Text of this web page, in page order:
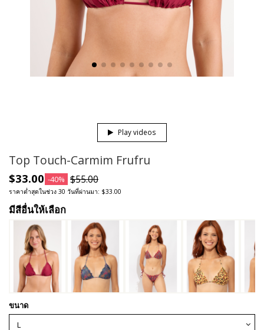
Play videos
Top Touch-Carmim Frufru
$33.00 -40% $55.00
ราคาต่ำสุดในช่วง 30 วันที่ผ่านมา: $33.00
มีสีอื่นให้เลือก
ขนาด